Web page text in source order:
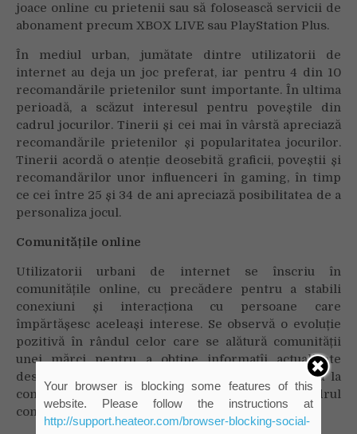
joace online cu prietenii sau să folosească servicii de
abonament precum XBOX LIVE sau PlayStation Plus.
În mediul urban, jumătate dintre utilizatorii de
internet au deja un joc preferat, iar pentru 4 din 10
recomandările prietenilor sunt importante. În ultima
perioadă, a scăzut interesul pentru poveștile din
cadrul jocurilor. Tinerii și cei mai în vârstă apreciază
recomandările prietenilor și popularitatea jocurilor.
Tinerii acordă o atenție deosebită graficii, poveștii și
recomandărilor unor influenceri în gaming, în timp
ce cei între 25 și 34 de ani apreciază posibilitatea de a
personaliza jocul.
Comunitățile online
Utilizatorii urbani de internet se înscriu în
comunitățile online, cu precădere pentru a stabili
conexiuni și interacționa cu persoane care
împărtășesc aceleași interese. Se observă o evoluție
pozitivă în rândul celor care se alătură comunității
unei mărci pentru a obține informațîi actualizate
despre aceasta și în rândul celor care participă la
concursuri sau evenimente postate în cadrul
comunității.
Your browser is blocking some features of this
website. Please follow the instructions at
http://support.heateor.com/browser-blocking-social-